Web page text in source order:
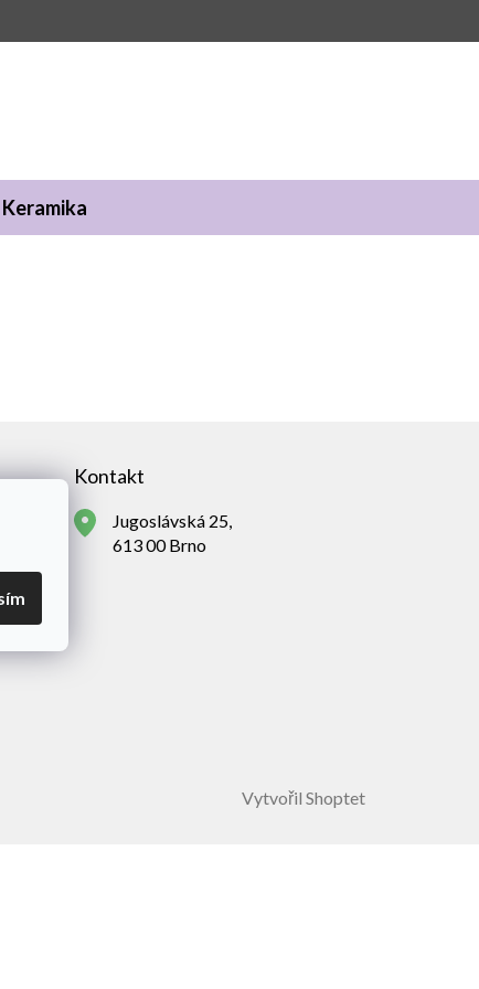
Keramika
Kontakt
Jugoslávská 25,
613 00 Brno
Vytvořil Shoptet